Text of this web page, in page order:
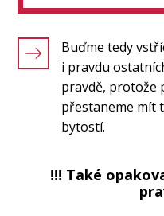
Buďme tedy
i pravdu
pravdě, protože
přestaneme mít
bytostí.
!!! Také